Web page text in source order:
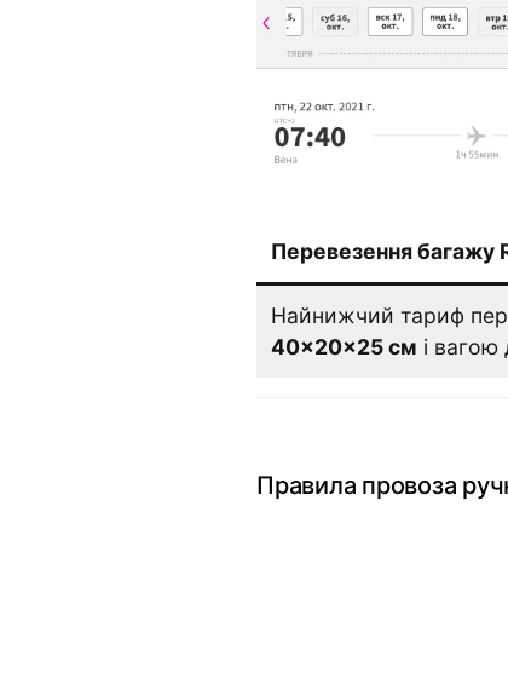
Перевезення багажу
Найнижчий тариф
40×20×25 см і вагою
Правила провоза